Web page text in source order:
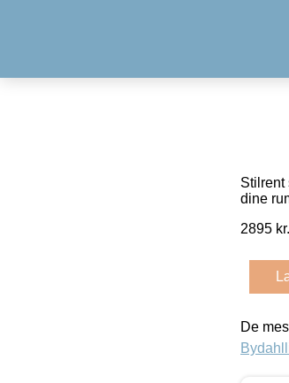
Stilrent
dine
2895 kr.
De